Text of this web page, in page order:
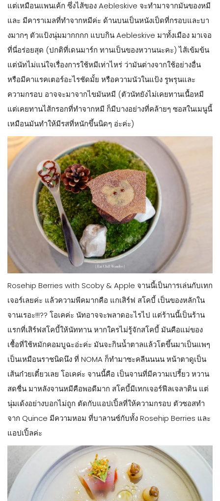
แต่เหมือนแพนเค้ก ซึ่งไส้ของ Aebleskive จะทำมาจากมันของหมี
และ มีคาราเมลที่ทำจากหมีค่ะ ด้านบนเป็นหนังเป็ดที่กรอบและบา
งมากๆ ตัวแป้งนุ่มมากกกก แบบกิน Aebleskive มาทั้งเมือง มาเจอ
ที่นี่อร่อยสุด (ปกติที่เดนมาร์ก ทานเป็นของหวานนะคะ) ไส้เข้มข้น
แต่นัทไม่แน่ใจเรื่องการใช้หมีเท่าไหร่ ว่ามันต่างจากใช้อย่างอื่น
หรือมีคาแรคเตอร์อะไรชัดมั้ย หรือความนัวในแป้ง รูพรุนและ
ความกรอบ อาจจะมาจากไขมันหมี (ตัวนัทยังไม่เคยทานเนื้อหมี
แต่เคยทานไส้กรอกที่ทำจากหมี ก็มีบางอย่างที่คล้ายๆ ซอสในเมนูนี้
เหมือนมันทำให้มีรสที่หนักขึ้นนิดๆ อ่ะค่ะ)
Rosehip Berries with Scoby & Apple จานนี้เป็นการเล่นกับเทก
เจอร์เลยค่ะ แล้วความพีคมากคือ แกเสิร์ฟ สโคบี้ เป็นของหลักใน
จานเรอะ!!!?? โอเคค่ะ นัทอาจจะพลาดอะไรไป แต่ร้านนี้เป็นร้าน
แรกที่เสิร์ฟสโคบี้ให้นัททาน หากใครไม่รู้จักสโคบี้ มันคือแม่ของ
เชื้อที่ใช้หมักคอมบูฉะอ่ะค่ะ มันจะกินน้ำตาลแล้วโตขึ้นมาเป็นแพๆ
เป็นเหมือนราชนิดนึง ที่ NOMA ก็ทำมาซะคลีนนนน หน้าตาดูเป็น
เส้นก๋วยเตี๋ยวเลย โอเคค่ะ จานนี้คือ เป็นจานที่มีความเปรี้ยว หวาน
สดชื่น มาหลังจานหมีคือพอดีมาก สโคบี้มีเทกเจอร์ฟีลเจลาติน แต่
นุ่มเด้งอย่างบอกไม่ถูก ตัดกับแอปเปิ้ลที่ให้ความกรอบ ตัวซอสทำ
จาก Quince มีความหอม ที่บาลานซ์กับทั้ง Rosehip Berries และ
แอปเปิ้ลค่ะ